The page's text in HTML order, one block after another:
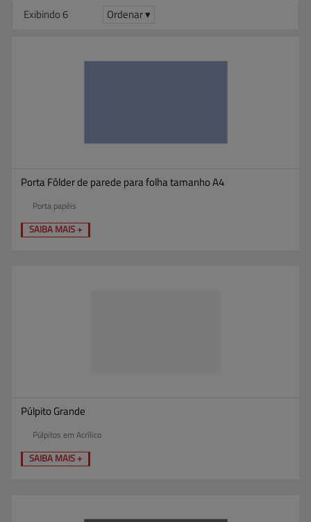
Exibindo 6
Ordenar ▾
Porta Fôlder de parede para folha tamanho A4
Porta papéis
SAIBA MAIS +
Púlpito Grande
Púlpitos em Acrílico
SAIBA MAIS +